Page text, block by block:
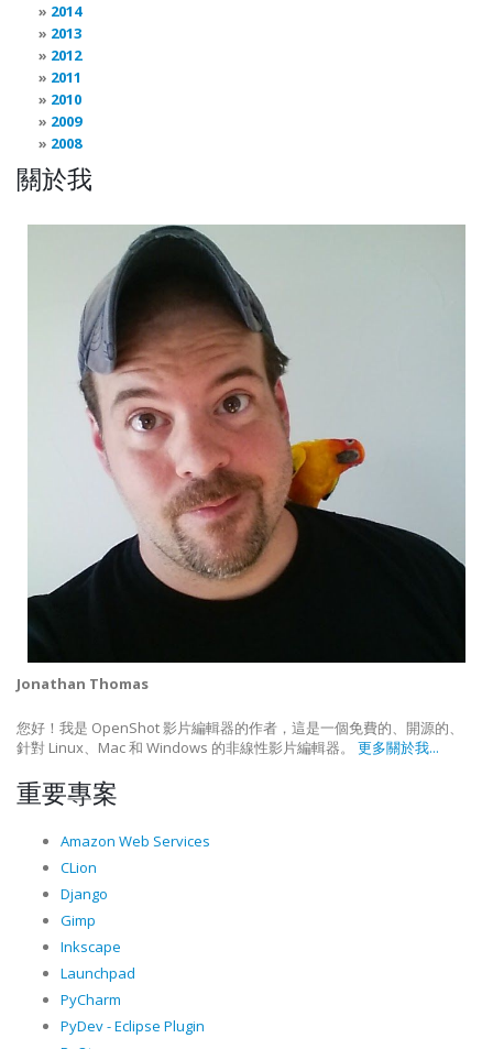
2014
2013
2012
2011
2010
2009
2008
關於我
Jonathan Thomas
您好！我是 OpenShot 影片編輯器的作者，這是一個免費的、開源的、
針對 Linux、Mac 和 Windows 的非線性影片編輯器。 更多關於我...
重要專案
Amazon Web Services
CLion
Django
Gimp
Inkscape
Launchpad
PyCharm
PyDev - Eclipse Plugin